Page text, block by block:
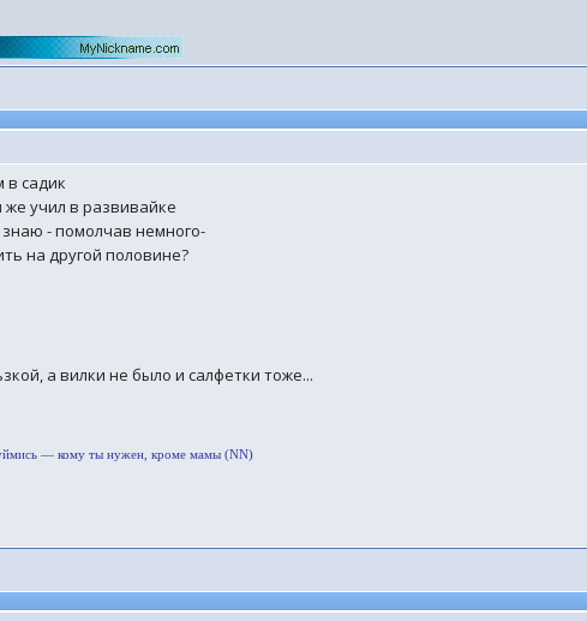
в садик
учил в развивайке
- помолчав немного-
на другой половине?
а вилки не было и салфетки тоже...
— кому ты нужен, кроме мамы (NN)